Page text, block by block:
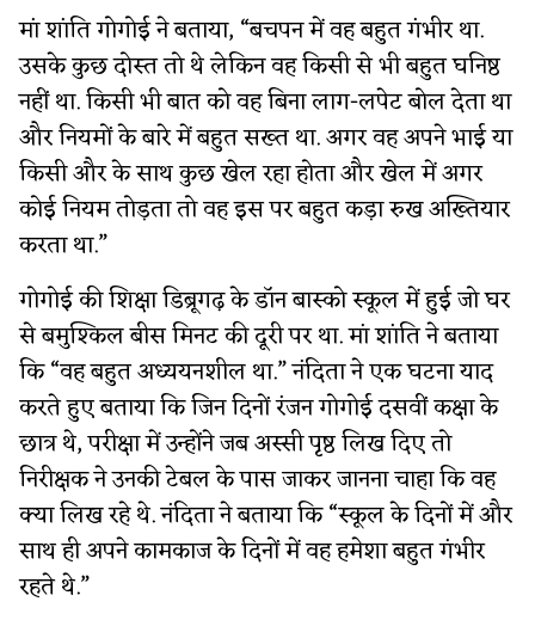
मां शांति गोगोई ने बताया, “बचपन में वह बहुत गंभीर था.
उसके कुछ दोस्त तो थे लेकिन वह किसी से भी बहुत घनिष्ठ
नहीं था. किसी भी बात को वह बिना लाग-लपेट बोल देता था
और नियमों के बारे में बहुत सख्त था. अगर वह अपने भाई या
किसी और के साथ कुछ खेल रहा होता और खेल में अगर
कोई नियम तोड़ता तो वह इस पर बहुत कड़ा रुख अख्तियार
करता था.”
गोगोई की शिक्षा डिब्रूगढ़ के डॉन बास्को स्कूल में हुई जो घर
से बमुश्किल बीस मिनट की दूरी पर था. मां शांति ने बताया
कि “वह बहुत अध्ययनशील था.” नंदिता ने एक घटना याद
करते हुए बताया कि जिन दिनों रंजन गोगोई दसवीं कक्षा के
छात्र थे, परीक्षा में उन्होंने जब अस्सी पृष्ठ लिख दिए तो
निरीक्षक ने उनकी टेबल के पास जाकर जानना चाहा कि वह
क्या लिख रहे थे. नंदिता ने बताया कि “स्कूल के दिनों में और
साथ ही अपने कामकाज के दिनों में वह हमेशा बहुत गंभीर
रहते थे.”